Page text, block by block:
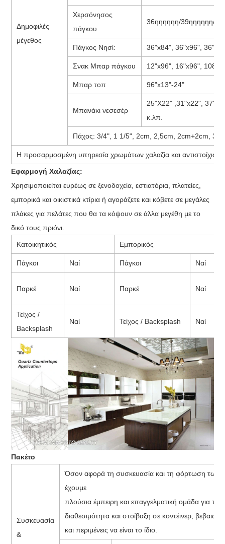
Δημοφιλές
μέγεθος
Χερσόνησος
πάγκου
36ηηηηηη/39ηηηηηη/
Πάγκος Νησί: 36"x84", 36"x96",
Σνακ Μπαρ πάγκου 12"x96", 16"x96",
Μπαρ τοπ 96"x13"-24"
Μπανάκι νεσεσέρ
25"X22" ,31"x22",
κ.λπ.
Πάχος: 3/4", 1 1/5", 2cm, 2,5cm, 2cm+2cm,
Η προσαρμοσμένη υπηρεσία χρωμάτων χαλαζία και
Εφαρμογή Χαλαζίας:
Χρησιμοποιείται ευρέως σε ξενοδοχεία, εστιατόρια, πλατείες,
εμπορικά και οικιστικά κτίρια ή αγοράζετε και κόβετε σε μεγάλες
πλάκες για πελάτες που θα τα κόψουν σε άλλα μεγέθη με το
δικό τους πριόνι.
Κατοικητικός Εμπορικός
Πάγκοι Ναί Πάγκοι Ναί
Παρκέ Ναί Παρκέ Ναί
Τείχος /
Backsplash
Ναί Τείχος / Backsplash Ναί
Πακέτο
Συσκευασία
&
Όσον αφορά τη συσκευασία και τη φόρτωση των
έχουμε
πλούσια έμπειρη και επαγγελματική ομάδα για
διαθεσιμότητα και στοίβαξη σε κοντέινερ,
και περιμένεις να είναι το ίδιο.